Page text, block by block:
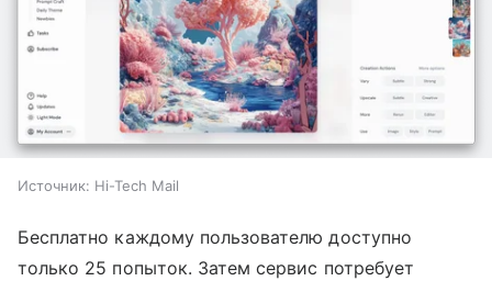
Источник: Hi-Tech Mail
Бесплатно каждому пользователю доступно
только 25 попыток. Затем сервис потребует